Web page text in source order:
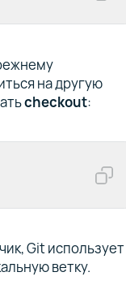
на другую
checkout:
Git использует
ветку.